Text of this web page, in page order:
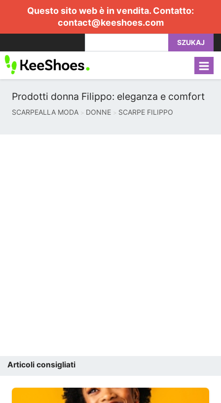
Questo sito web è in vendita. Contatto:
contact@keeshoes.com
SZUKAJ
Prodotti donna Filippo: eleganza e comfort
SCARPEALLA MODA DONNE SCARPE FILIPPO
Articoli consigliati